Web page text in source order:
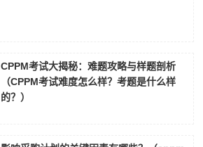
CPPM考试大揭秘：难题攻略与样题剖析
（CPPM考试难度怎么样？考题是什么样
的？）